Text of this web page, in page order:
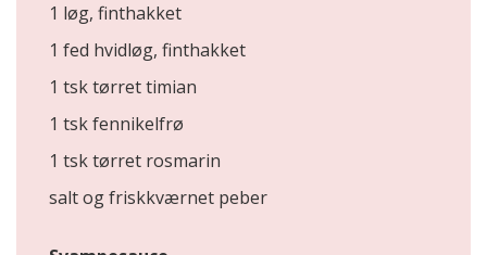
1 løg, finthakket
1 fed hvidløg, finthakket
1 tsk tørret timian
1 tsk fennikelfrø
1 tsk tørret rosmarin
salt og friskkværnet peber